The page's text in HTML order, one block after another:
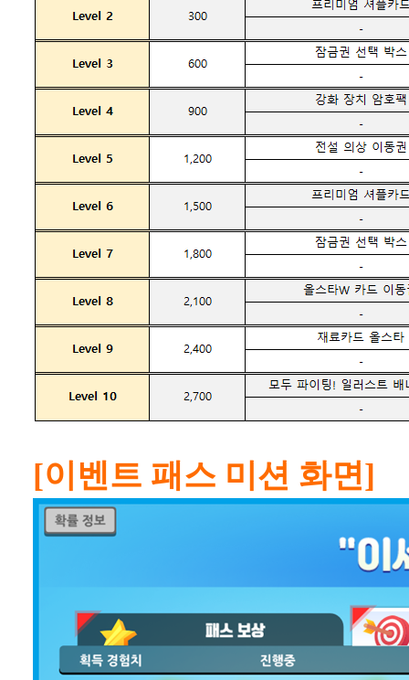
[이벤트 패스 미션 화면]